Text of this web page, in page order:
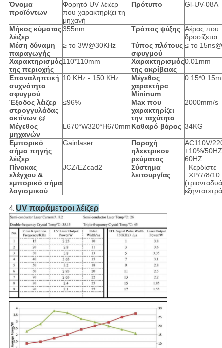
Όνομα
προϊόντων
Φορητό UV λέιζερ
που χαρακτηρίζει τη
μηχανή
Πρότυπο Gl-UV-08A
Μήκος κύματος
λέιζερ
355nm Τρόπος ψύξης Αέρας που
δροσίζεται
Μέση δύναμη
παραγωγής
≥ το 3W@30KHz
Τύπος πλάτους
σφυγμού
≤ το
Χαρακτηρισμός
της περιοχής
110*110mm
Χαρακτηρισμός
της ακρίβειας
0.01mm
Επαναληπτική
συχνότητα
σφυγμού
10 KHz - 150 KHz
Μέγεθος
χαρακτήρα
Mininum
Έξοδος λέιζερ
στρογγυλάδας
ακτίνων @
≤96%
Max που
χαρακτηρίζει
την ταχύτητα
2000mm/s
Μέγεθος
μηχανών
L670*W320*H670mmΚαθαρό βάρος 34KG
Εμπορικό
σήμα πηγής
λέιζερ
Gainlaser
Παροχή
ηλεκτρικού
ρεύματος
AC110V/
+10%/
60HZ
Πίνακας
ελέγχου &
εμπορικό σήμα
λογισμικού
JCZ/EZcad2
Σύστημα
λειτουργίας
Κερδίστε
XP/7/8/10
4. UV παράμετροι λέιζερ